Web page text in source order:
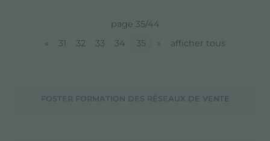
page 35/44
«
31 32 33 34 35 » afficher tous
FOSTER FORMATION DES RÉSEAUX DE VENTE